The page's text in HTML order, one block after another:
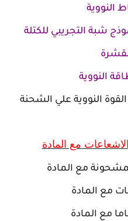
النووية
شبة التجريبي للكتلة
النووية
النووية علي الشحنة
مع المادة
مع المادة
مع المادة
مع المادة